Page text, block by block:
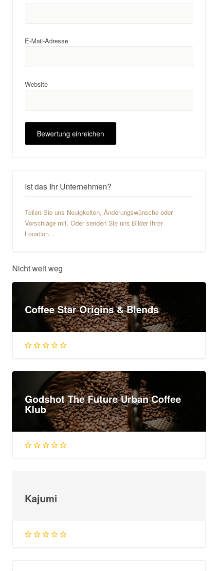
E-Mail-Adresse
Website
Ist das Ihr Unternehmen?
Teilen Sie uns Neuigkeiten, Änderungswünsche oder
Vorschläge mit. Oder senden Sie uns Bilder Ihrer
Location…
Nicht weit weg
Coffee Star Origins & Blends
Godshot The Future Urban Coffee
Klub
Kajumi